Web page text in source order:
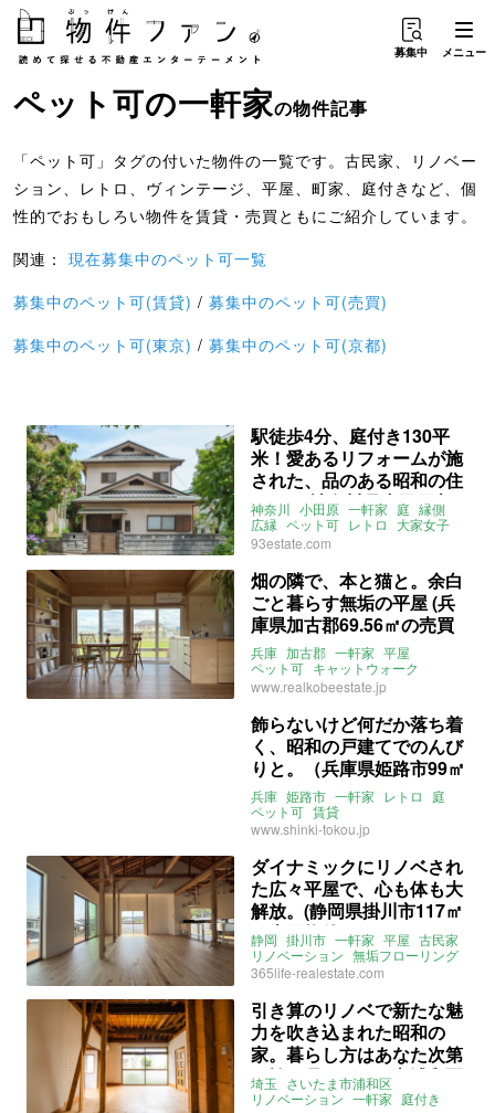
募集中 メニュー
ペット可の一軒家の物件記事
「ペット可」タグの付いた物件の一覧です。古民家、リノベー
ション、レトロ、ヴィンテージ、平屋、町家、庭付きなど、個
性的でおもしろい物件を賃貸・売買ともにご紹介しています。
関連： 現在募集中のペット可一覧
募集中のペット可(賃貸) / 募集中のペット可(売買)
募集中のペット可(東京) / 募集中のペット可(京都)
駅徒歩4分、庭付き130平
米！愛あるリフォームが施
された、品のある昭和の住
まい。(神奈川県小田原市
135㎡の賃貸物件)
神奈川 小田原 一軒家 庭 縁側
広縁 ペット可 レトロ
大家女子
賃貸
93estate.com
畑の隣で、本と猫と。余白
ごと暮らす無垢の平屋 (兵
庫県加古郡69.56㎡の売買
物件)
兵庫 加古郡 一軒家 平屋
ペット可 キャットウォーク
ウッドデッキ 無垢床
ライター：ほしりょうこ
www.realkobeestate.jp
飾らないけど何だか落ち着
く、昭和の戸建てでのんび
りと。（兵庫県姫路市99㎡
の賃貸物件）
兵庫 姫路市 一軒家 レトロ
庭
ペット可 賃貸
www.shinki-tokou.jp
ダイナミックにリノベされ
た広々平屋で、心も体も大
解放。(静岡県掛川市117㎡
の売買物件)
静岡 掛川市 一軒家 平屋 古民家
リノベーション 無垢フローリング
庭 ペット可 ガレージ
365life-realestate.com
引き算のリノベで新たな魅
力を吹き込まれた昭和の
家。暮らし方はあなた次第
（埼玉県さいたま市浦和区
81㎡の賃貸物件）
埼玉 さいたま市浦和区
リノベーション 一軒家 庭付き